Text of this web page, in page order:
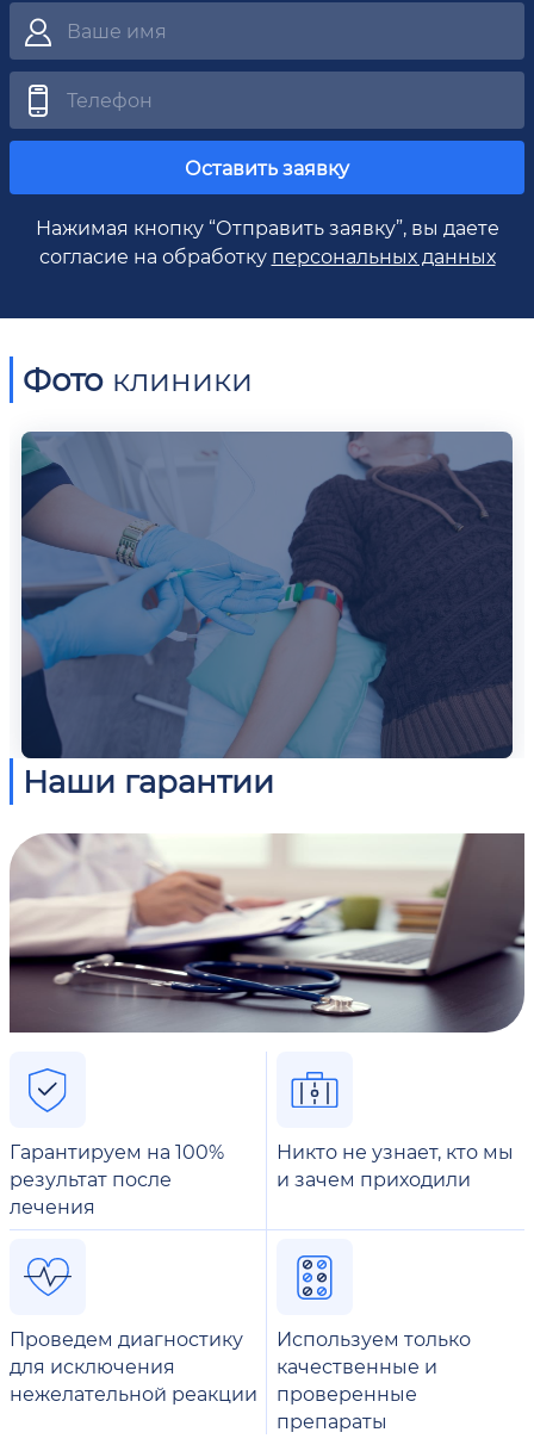
Оставить заявку
Нажимая кнопку “Отправить заявку”, вы даете
согласие на обработку персональных данных
Фото клиники
Наши гарантии
Гарантируем на 100%
результат после
лечения
Никто не узнает, кто мы
и зачем приходили
Проведем диагностику
для исключения
нежелательной реакции
Используем только
качественные и
проверенные
препараты